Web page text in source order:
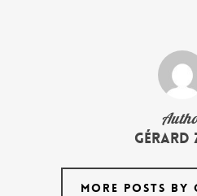
Gérard
MORE POSTS BY